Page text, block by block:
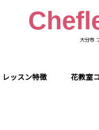
大分市
レッスン特徴 花教室